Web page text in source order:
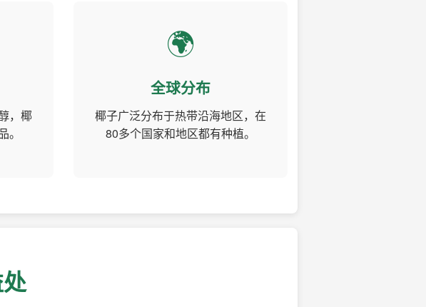
，椰
🌍
全球分布
椰子广泛分布于热带沿海地区，在
80多个国家和地区都有种植。